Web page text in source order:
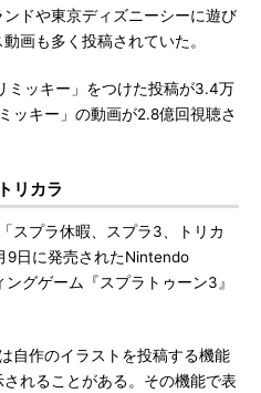
ドや東京ディズニーシーに遊び
画も多く投稿されていた。
ッキー」をつけた投稿が3.4万
ッキー」の動画が2.8億回視聴さ
リカラ
スプラ休暇、スプラ3、トリカ
9日に発売されたNintendo
グゲーム『スプラトゥーン3』
自作のイラストを投稿する機能
れることがある。その機能で表